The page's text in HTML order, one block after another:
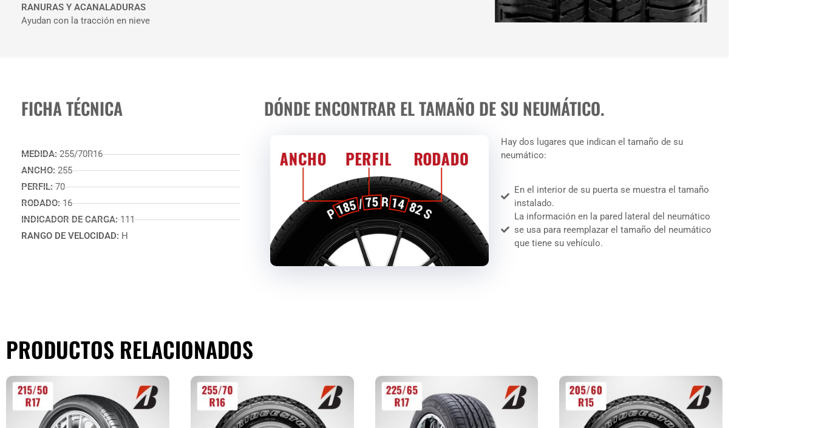
RANURAS Y ACANALADURAS
Ayudan con la tracción en nieve
FICHA TÉCNICA
MEDIDA:255/70R16
ANCHO:255
PERFIL:70
RODADO:16
INDICADOR DE CARGA:111
RANGO DE VELOCIDAD: H
DÓNDE ENCONTRAR EL TAMAÑO DE SU NEUMÁTICO.
Hay dos lugares que indican el tamaño de su
neumático:
En el interior de su puerta se muestra el tamaño
instalado.
La información en la pared lateral del neumático
se usa para reemplazar el tamaño del neumático
que tiene su vehículo.
PRODUCTOS RELACIONADOS